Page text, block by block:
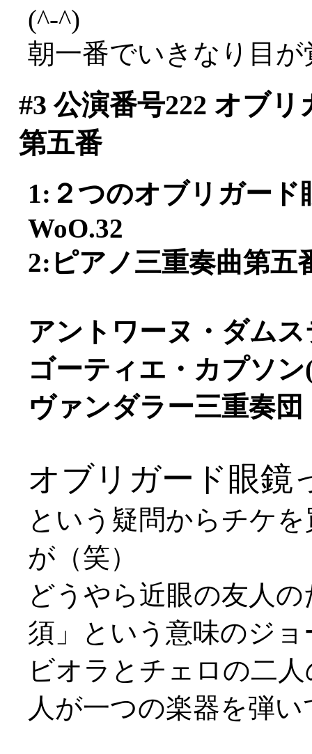
(^-^)
朝一番でいきなり目
#3 公演番号222 オブ
第五番
1:２つのオブリガード
WoO.32
2:ピアノ三重奏曲第五
アントワーヌ・ダム
ゴーティエ・カプソン
ヴァンダラー三重奏団
オブリガード眼鏡
という疑問からチケ
が（笑）
どうやら近眼の友人
須」という意味のジ
ビオラとチェロの二
人が一つの楽器を弾